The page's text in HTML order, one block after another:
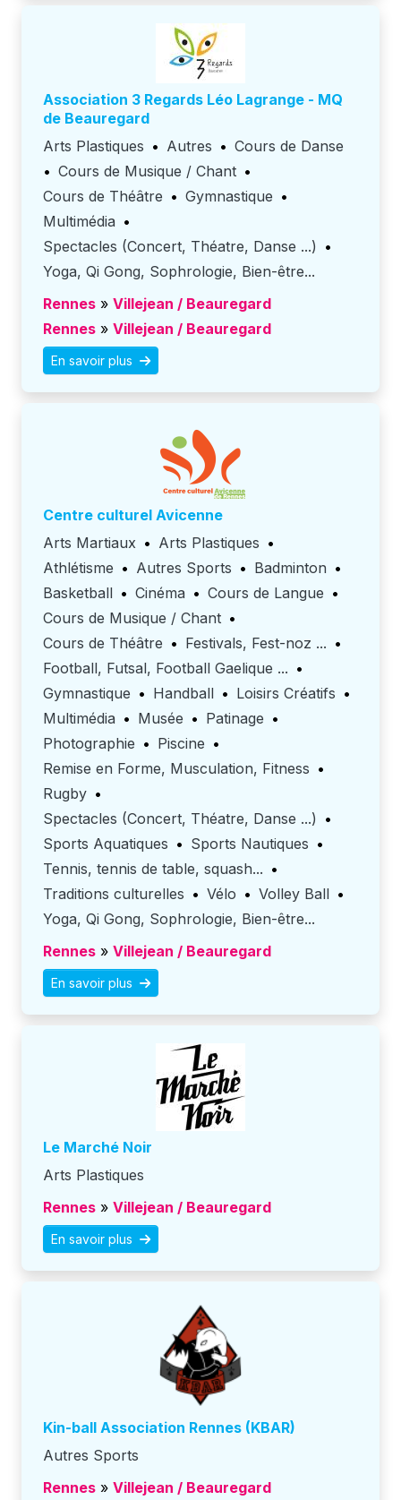
Association 3 Regards Léo Lagrange - MQ
de Beauregard
Arts Plastiques • Autres • Cours de Danse
• Cours de Musique / Chant •
Cours de Théâtre • Gymnastique •
Multimédia •
Spectacles (Concert, Théatre, Danse ...) •
Yoga, Qi Gong, Sophrologie, Bien-être...
Rennes » Villejean / Beauregard
Rennes » Villejean / Beauregard
En savoir plus
centre culturel Avicenne
Arts Martiaux • Arts Plastiques •
Athlétisme • Autres Sports • Badminton •
Basketball • Cinéma • Cours de Langue •
Cours de Musique / Chant •
Cours de Théâtre • Festivals, Fest-noz ... •
Football, Futsal, Football Gaelique ... •
Gymnastique • Handball • Loisirs Créatifs •
Multimédia • Musée • Patinage •
Photographie • Piscine •
Remise en Forme, Musculation, Fitness •
Rugby •
Spectacles (Concert, Théatre, Danse ...) •
Sports Aquatiques • Sports Nautiques •
Tennis, tennis de table, squash... •
Traditions culturelles • Vélo • Volley Ball •
Yoga, Qi Gong, Sophrologie, Bien-être...
Rennes » Villejean / Beauregard
En savoir plus
Le Marché Noir
Arts Plastiques
Rennes » Villejean / Beauregard
En savoir plus
Kin-ball Association Rennes (KBAR)
Autres Sports
Rennes » Villejean / Beauregard